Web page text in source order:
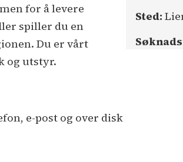
Sted:
for å levere
spiller du en
Du er vårt
og utstyr.
e-post og over disk